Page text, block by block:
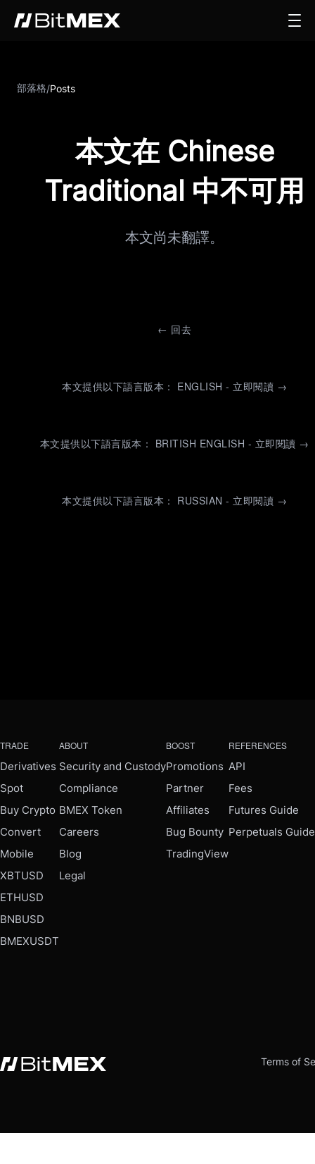
部落格/Posts
本文在 Chinese
Traditional 中不可用
本文尚未翻譯。
← 回去
本文提供以下語言版本： ENGLISH - 立即閱讀 →
本文提供以下語言版本： BRITISH ENGLISH - 立即閱讀 →
本文提供以下語言版本： RUSSIAN - 立即閱讀 →
TRADE
Derivatives
Spot
Buy Crypto
Convert
Mobile
XBTUSD
ETHUSD
BNBUSD
BMEXUSDT
ABOUT
Security and Custody
Compliance
BMEX Token
Careers
Blog
Legal
BOOST
Promotions
Partner
Affiliates
Bug Bounty
TradingView
REFERENCES
API
Fees
Futures Guide
Perpetuals Guide
Terms of